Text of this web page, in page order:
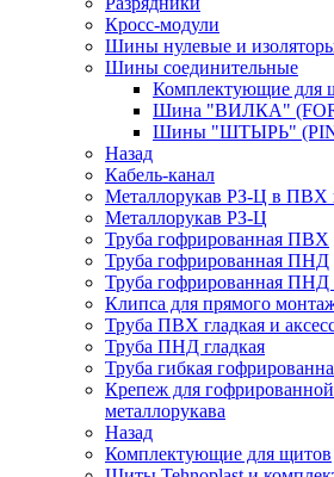
Кросс-модули
Шины нулевые и
Шины соединительные
Комплектующие для
Шина "ВИЛКА"
Шины "ШТЫРЬ"
Назад
Кабель-канал
Металлорукав РЗ-Ц в ПВХ
Металлорукав РЗ-Ц
Труба гофрированная ПВХ
Труба гофрированная ПНД
Труба гофрированная
Клипса для прямого
Труба ПВХ гладкая и
Труба ПНД гладкая
Труба гибкая
Крепеж для
металлорукава
Назад
Комплектующие для щитов